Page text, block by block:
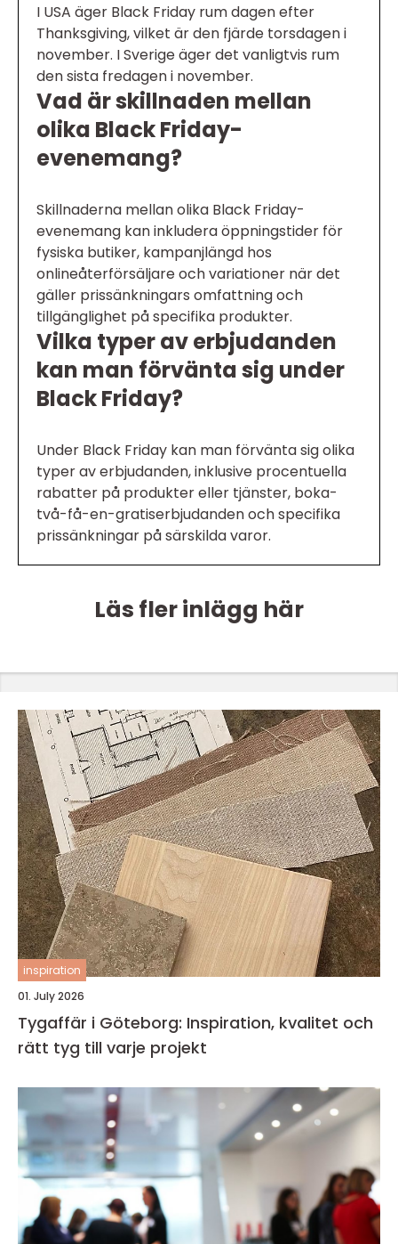
I USA äger Black Friday rum dagen efter
Thanksgiving, vilket är den fjärde torsdagen i
november. I Sverige äger det vanligtvis rum
den sista fredagen i november.
Vad är skillnaden mellan
olika Black Friday-
evenemang?
Skillnaderna mellan olika Black Friday-
evenemang kan inkludera öppningstider för
fysiska butiker, kampanjlängd hos
onlineåterförsäljare och variationer när det
gäller prissänkningars omfattning och
tillgänglighet på specifika produkter.
Vilka typer av erbjudanden
kan man förvänta sig under
Black Friday?
Under Black Friday kan man förvänta sig olika
typer av erbjudanden, inklusive procentuella
rabatter på produkter eller tjänster, boka-
två-få-en-gratiserbjudanden och specifika
prissänkningar på särskilda varor.
Läs fler inlägg här
inspiration
01. July 2026
Tygaffär i Göteborg: Inspiration, kvalitet och
rätt tyg till varje projekt